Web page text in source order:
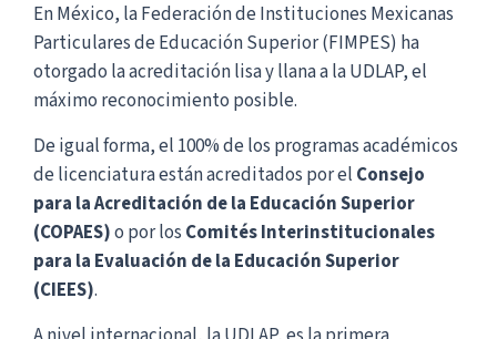
En México, la Federación de Instituciones Mexicanas
Particulares de Educación Superior (FIMPES) ha
otorgado la acreditación lisa y llana a la UDLAP, el
máximo reconocimiento posible.
De igual forma, el 100% de los programas académicos
de licenciatura están acreditados por el Consejo
para la Acreditación de la Educación Superior
(COPAES)o por los Comités Interinstitucionales
para la Evaluación de la Educación Superior
(CIEES).